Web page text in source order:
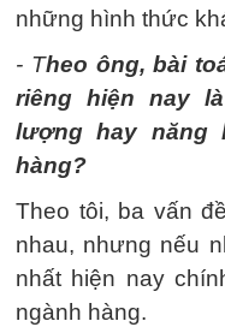
những hình thức
- Theo ông, bài
riêng hiện nay
lượng hay năng
hàng?
Theo tôi, ba vấn
nhau, nhưng nếu
nhất hiện nay
ngành hàng.